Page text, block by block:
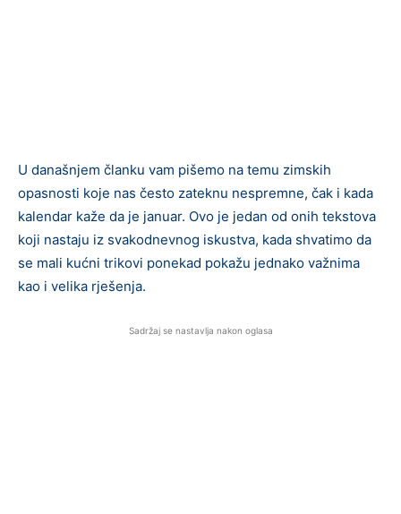
U današnjem članku vam pišemo na temu zimskih
opasnosti koje nas često zateknu nespremne, čak i kada
kalendar kaže da je januar. Ovo je jedan od onih tekstova
koji nastaju iz svakodnevnog iskustva, kada shvatimo da
se mali kućni trikovi ponekad pokažu jednako važnima
kao i velika rješenja.
Sadržaj se nastavlja nakon oglasa